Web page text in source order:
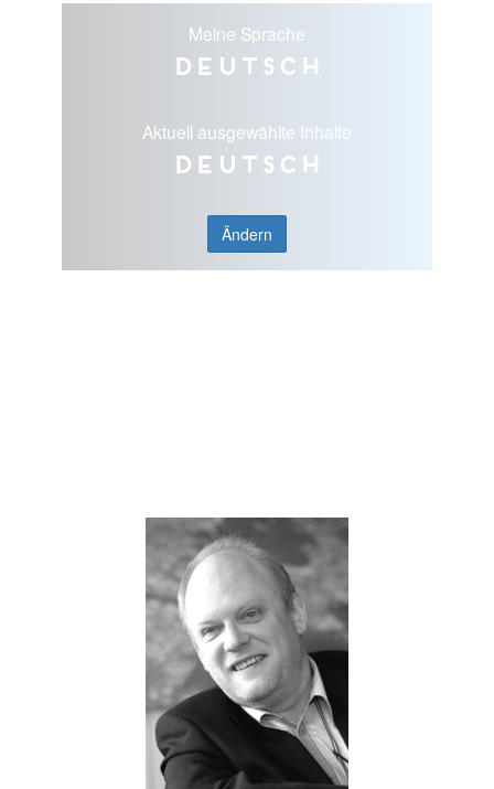
Meine Sprache
Deutsch
Aktuell ausgewählte Inhalte
Deutsch
Ändern